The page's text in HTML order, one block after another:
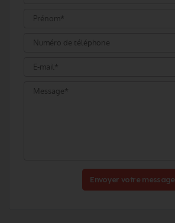
Envoyer votre message